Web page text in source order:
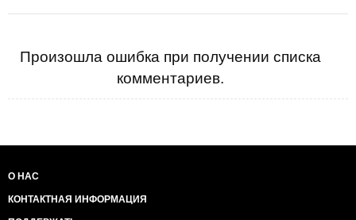
Произошла ошибка при получении списка
комментариев.
О НАС
КОНТАКТНАЯ ИНФОРМАЦИЯ